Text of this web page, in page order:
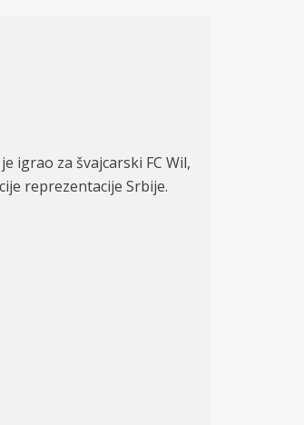
igrao za švajcarski FC Wil,
reprezentacije Srbije.